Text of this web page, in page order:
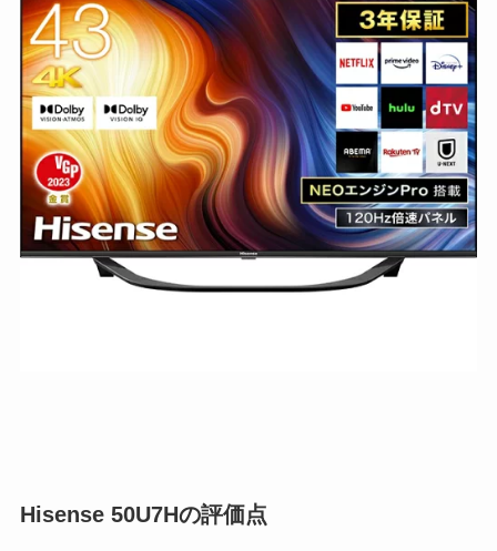
Hisense 50U7Hの評価点